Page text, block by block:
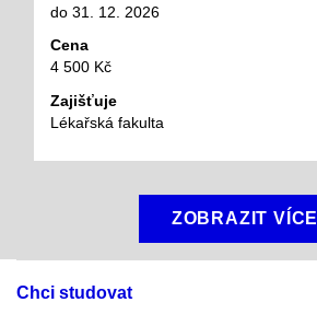
do 31. 12. 2026
Cena
4 500 Kč
Zajišťuje
Lékařská fakulta
ZOBRAZIT VÍCE
Chci studovat